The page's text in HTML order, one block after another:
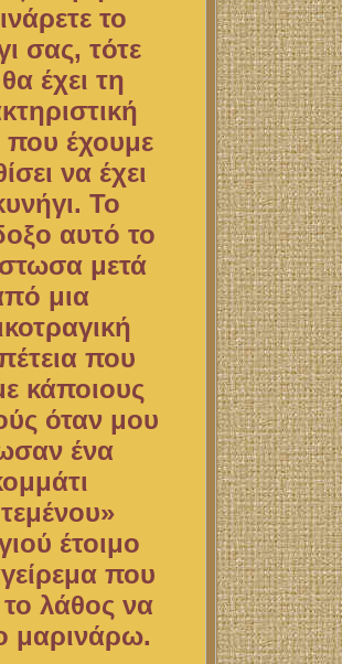
το
σας, τότε
έχει τη
που έχουμε
να έχει
Το
αυτό το
μετά
μια
που
κάποιους
όταν μου
ένα
έτοιμο
που
λάθος να
μαρινάρω.